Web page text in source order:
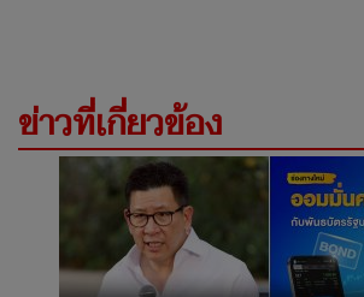
ข่าวที่เกี่ยวข้อง